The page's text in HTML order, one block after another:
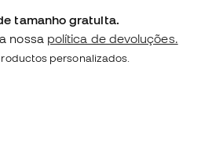
tamanho gratuita.
nossa política de devoluções.
personalizados.